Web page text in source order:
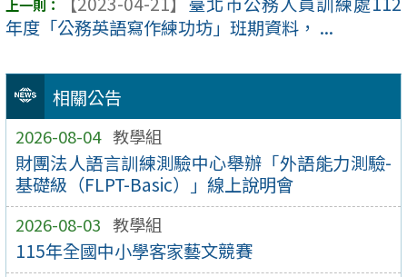
相關公告
2026-08-04 教學組
財團法人語言訓練測驗中心舉辦「外語能力測驗-
基礎級（FLPT-Basic）」線上說明會
2026-08-03 教學組
115年全國中小學客家藝文競賽
年度「公務英語寫作練功坊」班期資料， ...